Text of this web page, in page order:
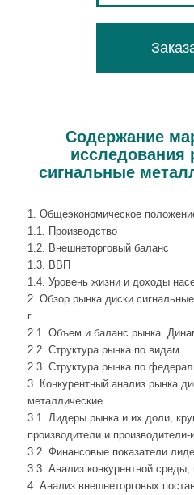
Содержание
исследования
сигнальные
1. Общеэкономическое
1.1. Производство
1.2. Внешнеторговый баланс
1.3. ВВП
1.4. Уровень жизни и доходы
2. Обзор рынка диски
г.
2.1. Объем и баланс рынка.
2.2. Структура рынка по видам
2.3. Структура рынка по
3. Конкурентный анализ рынка
металлические
3.1. Лидеры рынка и их доли,
производители и
3.2. Финансовые показатели
3.3. Анализ конкурентной среды,
4. Анализ внешнеторговых